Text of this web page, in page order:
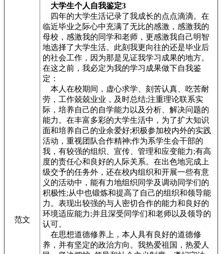
范文
大学生个人自我鉴定3
四年的大学生活记录了我成长的点点滴滴。在
临近毕业之际心中充满了无比的感激，感激我的
母校，感激我的同学和老师，更感激我自己明智
地选择了大学生活。此刻我更向往的还是毕业后
的社会工作，因为那是见证我学习成果的地方。
在这之前，我必定为我的学习成果做下自我鉴
定：
本人在校期间，虚心求学、刻苦认真、吃苦耐
劳，工作兢兢业业，及时总结;注重理论联系实
际，培养自己的自学能力以及分析、解决问题的
能力。在丰富多彩的大学生活中，为了扩大知识
面和培养自己的业余爱好;积极参加校内外的实践
活动，重视团队合作精神;作为系学生会干部的
我，有较强的组织、宣传、管理和应变能力;有高
度的责任心和良好的人际关系。在出色地完成上
级交予的任务外，还在校内组织和开展一些有意
义的活动中，能有力地组织同学及调动同学们的
积极性;从中也锻炼和提高了自己的组织和领导能
力。表现出较强的与人密切合作的能力和良好的
环境适应能力;并且深受同学们和老师以及领导的
认可。
在思想道德修养上，本人具有良好的道德修
养，并有坚定的政治方向。我热爱祖国，热爱人